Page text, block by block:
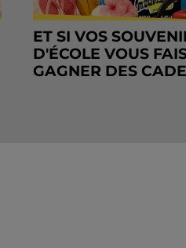
ET SI VOS
D'ÉCOLE VOUS
GAGNER DES